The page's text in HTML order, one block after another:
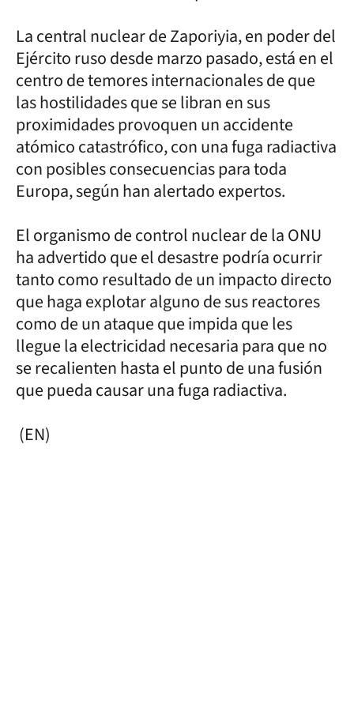
La central nuclear de Zaporiyia, en poder del
Ejército ruso desde marzo pasado, está en el
centro de temores internacionales de que
las hostilidades que se libran en sus
proximidades provoquen un accidente
atómico catastrófico, con una fuga radiactiva
con posibles consecuencias para toda
Europa, según han alertado expertos.
El organismo de control nuclear de la ONU
ha advertido que el desastre podría ocurrir
tanto como resultado de un impacto directo
que haga explotar alguno de sus reactores
como de un ataque que impida que les
llegue la electricidad necesaria para que no
se recalienten hasta el punto de una fusión
que pueda causar una fuga radiactiva.
(EN)